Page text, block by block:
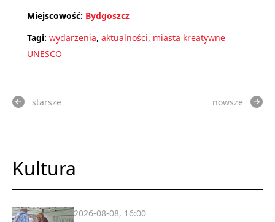
Miejscowość: Bydgoszcz
Tagi: wydarzenia, aktualności, miasta kreatywne
UNESCO
starsze nowsze
Kultura
2026-08-08, 16:00